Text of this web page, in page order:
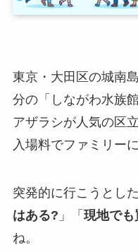
東京・大田区の城南
分の「しながわ水族
アザラシが人気の区
入場料でファミリー
突発的に行こうとし
はある? 」「 現地でも
ね。